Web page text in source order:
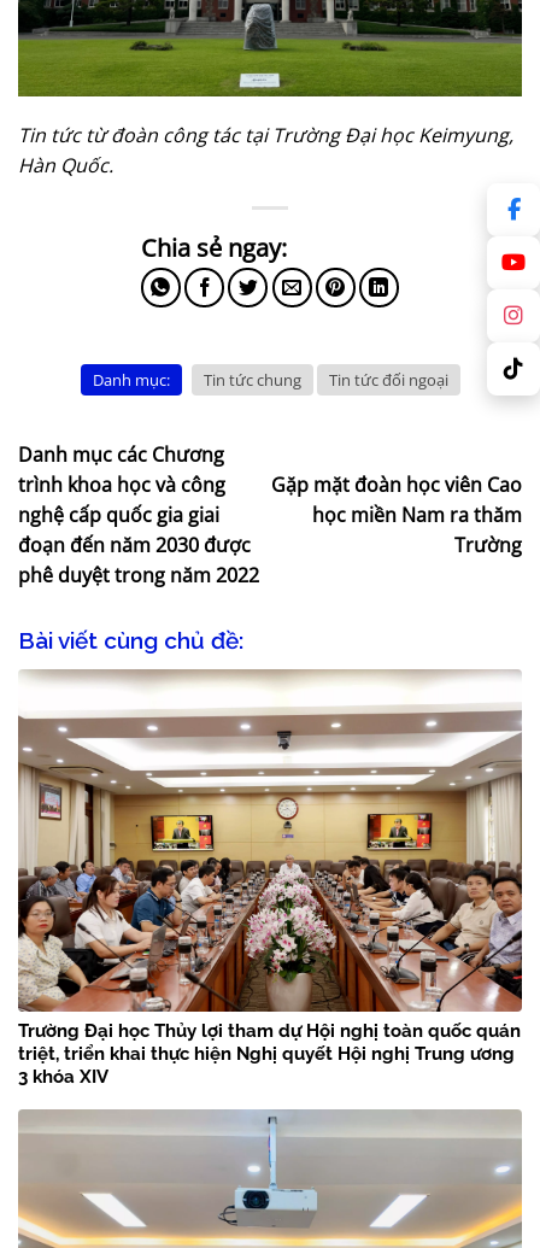
Tin tức từ đoàn công tác tại Trường Đại học Keimyung,
Hàn Quốc.
Danh mục: Tin tức chung Tin tức đối ngoại
Danh mục các Chương
trình khoa học và công
nghệ cấp quốc gia giai
đoạn đến năm 2030 được
phê duyệt trong năm 2022
Gặp mặt đoàn học viên Cao
học miền Nam ra thăm
Trường
Bài viết cùng chủ đề:
Trường Đại học Thủy lợi tham dự Hội nghị toàn quốc quán
triệt, triển khai thực hiện Nghị quyết Hội nghị Trung ương
3 khóa XIV